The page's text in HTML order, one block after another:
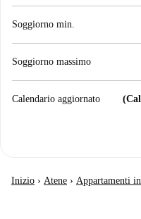
Soggiorno min.
Soggiorno massimo
Calendario aggiornato
Inizio › Atene › Appartamenti